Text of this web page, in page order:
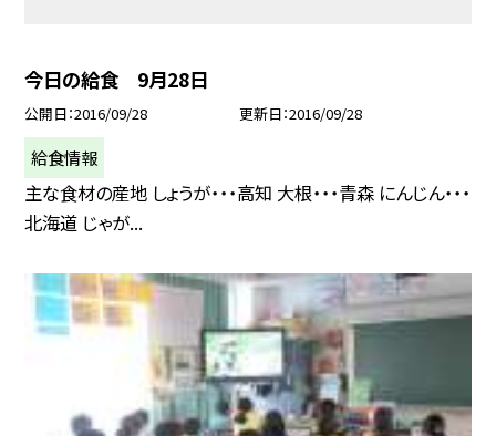
今日の給食 9月28日
公開日 2016/09/28 更新日 2016/09/28
給食情報
主な食材の産地 しょうが・・・高知 大根・・・青森 にんじん・・・
北海道 じゃが...